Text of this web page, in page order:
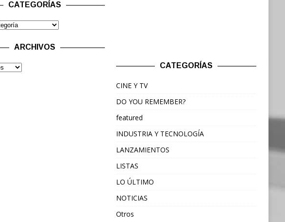
CATEGORÍAS
ARCHIVOS
CATEGORÍAS
CINE Y TV
DO YOU REMEMBER?
featured
INDUSTRIA Y TECNOLOGÍA
LANZAMIENTOS
LISTAS
LO ÚLTIMO
NOTICIAS
Otros